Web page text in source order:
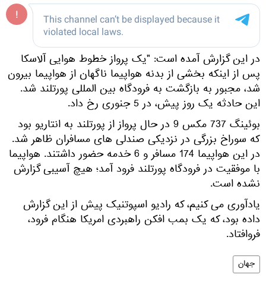
در این گزارش آمده است: "یک پرواز خطوط هوایی آلاسکا
پس از اینکه بخشی از بدنه هواپیما ناگهان از هواپیما بیرون
شد، مجبور به بازگشت به فرودگاه بین المللی پورتلند شد.
این حادثه یک روز پیش، در 5 جنوری رخ داد.
بوئینگ 737 مکس 9 در حال پرواز از پورتلند به انتاریو بود
که سوراخ بزرگی در نزدیکی صندلی های مسافران ظاهر شد.
در این هواپیما 174 مسافر و 6 خدمه حضور داشتند. هواپیما
با موفقیت در فرودگاه پورتلند فرود آمد؛ هیچ آسیبی گزارش
نشده است.
یادآوری می کنیم، که رادیو اسپوتنیک پیش از این گزارش
داده بود، که یک بمب افکن راهبردی امریکا هنگام فرود،
فروافتاد.
جهان